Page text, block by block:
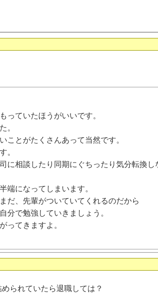
っていたほうがいいです。
。
ことがたくさんあって当然です。
。
に相談したり同期にぐちったり気分転換し
端になってしまいます。
だ、先輩がついていてくれるのだから
分で勉強していきましょう。
ってきますよ。
られていたら退職しては？